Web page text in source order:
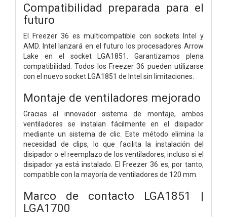
Compatibilidad preparada para el
futuro
El Freezer 36 es multicompatible con sockets Intel y
AMD. Intel lanzará en el futuro los procesadores Arrow
Lake en el socket LGA1851. Garantizamos plena
compatibilidad. Todos los Freezer 36 pueden utilizarse
con el nuevo socket LGA1851 de Intel sin limitaciones.
Montaje de ventiladores mejorado
Gracias al innovador sistema de montaje, ambos
ventiladores se instalan fácilmente en el disipador
mediante un sistema de clic. Este método elimina la
necesidad de clips, lo que facilita la instalación del
disipador o el reemplazo de los ventiladores, incluso si el
disipador ya está instalado. El Freezer 36 es, por tanto,
compatible con la mayoría de ventiladores de 120 mm.
Marco de contacto LGA1851 |
LGA1700